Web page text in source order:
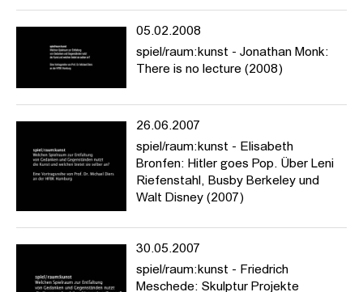
05.02.2008
spiel/raum:kunst - Jonathan Monk:
There is no lecture (2008)
26.06.2007
spiel/raum:kunst - Elisabeth
Bronfen: Hitler goes Pop. Über Leni
Riefenstahl, Busby Berkeley und
Walt Disney (2007)
30.05.2007
spiel/raum:kunst - Friedrich
Meschede: Skulptur Projekte